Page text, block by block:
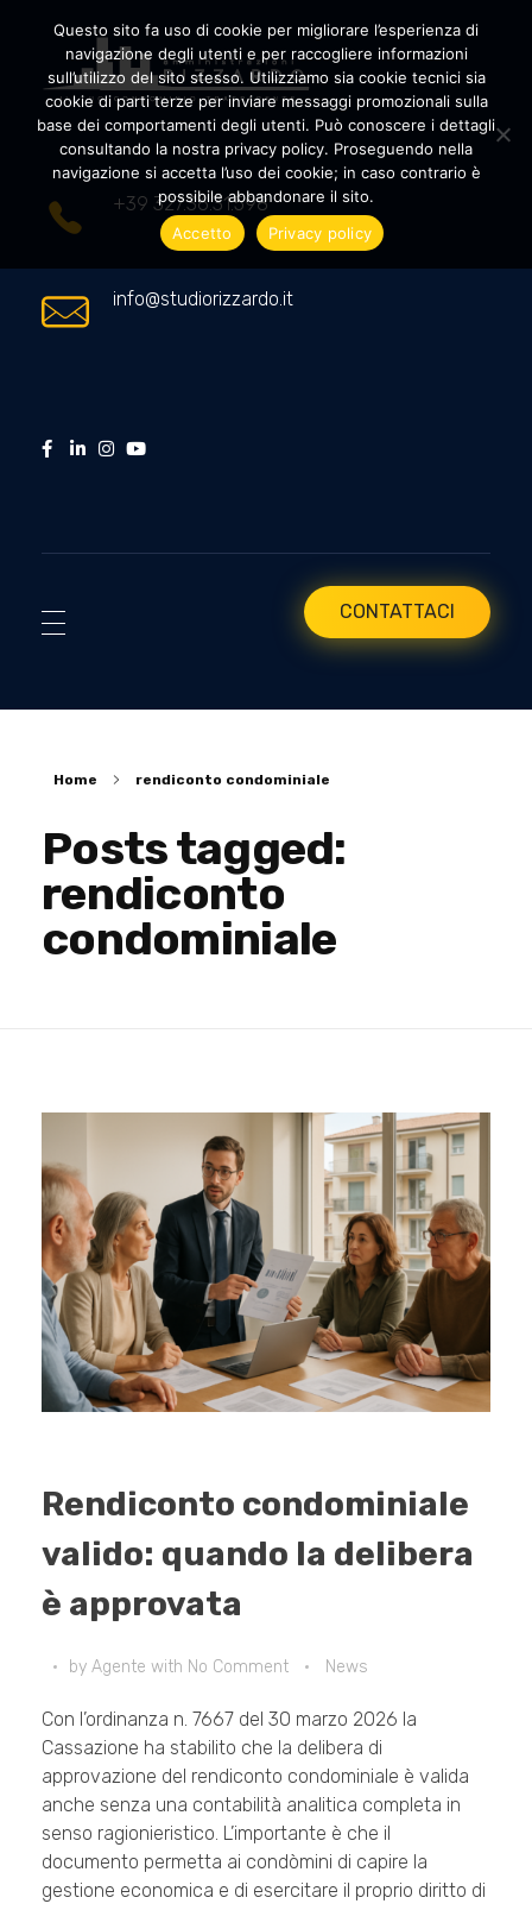
Amministrazioni Rizzardo
+39 327.36.31.598
info@studiorizzardo.it
CONTATTACI
Home rendiconto condominiale
Posts tagged:
rendiconto
condominiale
Rendiconto condominiale
valido: quando la delibera
è approvata
by Agente with No Comment News
Con l’ordinanza n. 7667 del 30 marzo 2026 la
Cassazione ha stabilito che la delibera di
approvazione del rendiconto condominiale è valida
anche senza una contabilità analitica completa in
senso ragionieristico. L’importante è che il
documento permetta ai condòmini di capire la
gestione economica e di esercitare il proprio diritto di
Questo sito fa uso di cookie per migliorare l’esperienza di
navigazione degli utenti e per raccogliere informazioni
sull’utilizzo del sito stesso. Utilizziamo sia cookie tecnici sia
cookie di parti terze per inviare messaggi promozionali sulla
base dei comportamenti degli utenti. Può conoscere i dettagli
consultando la nostra privacy policy. Proseguendo nella
navigazione si accetta l’uso dei cookie; in caso contrario è
possibile abbandonare il sito.
Accetto
Privacy policy